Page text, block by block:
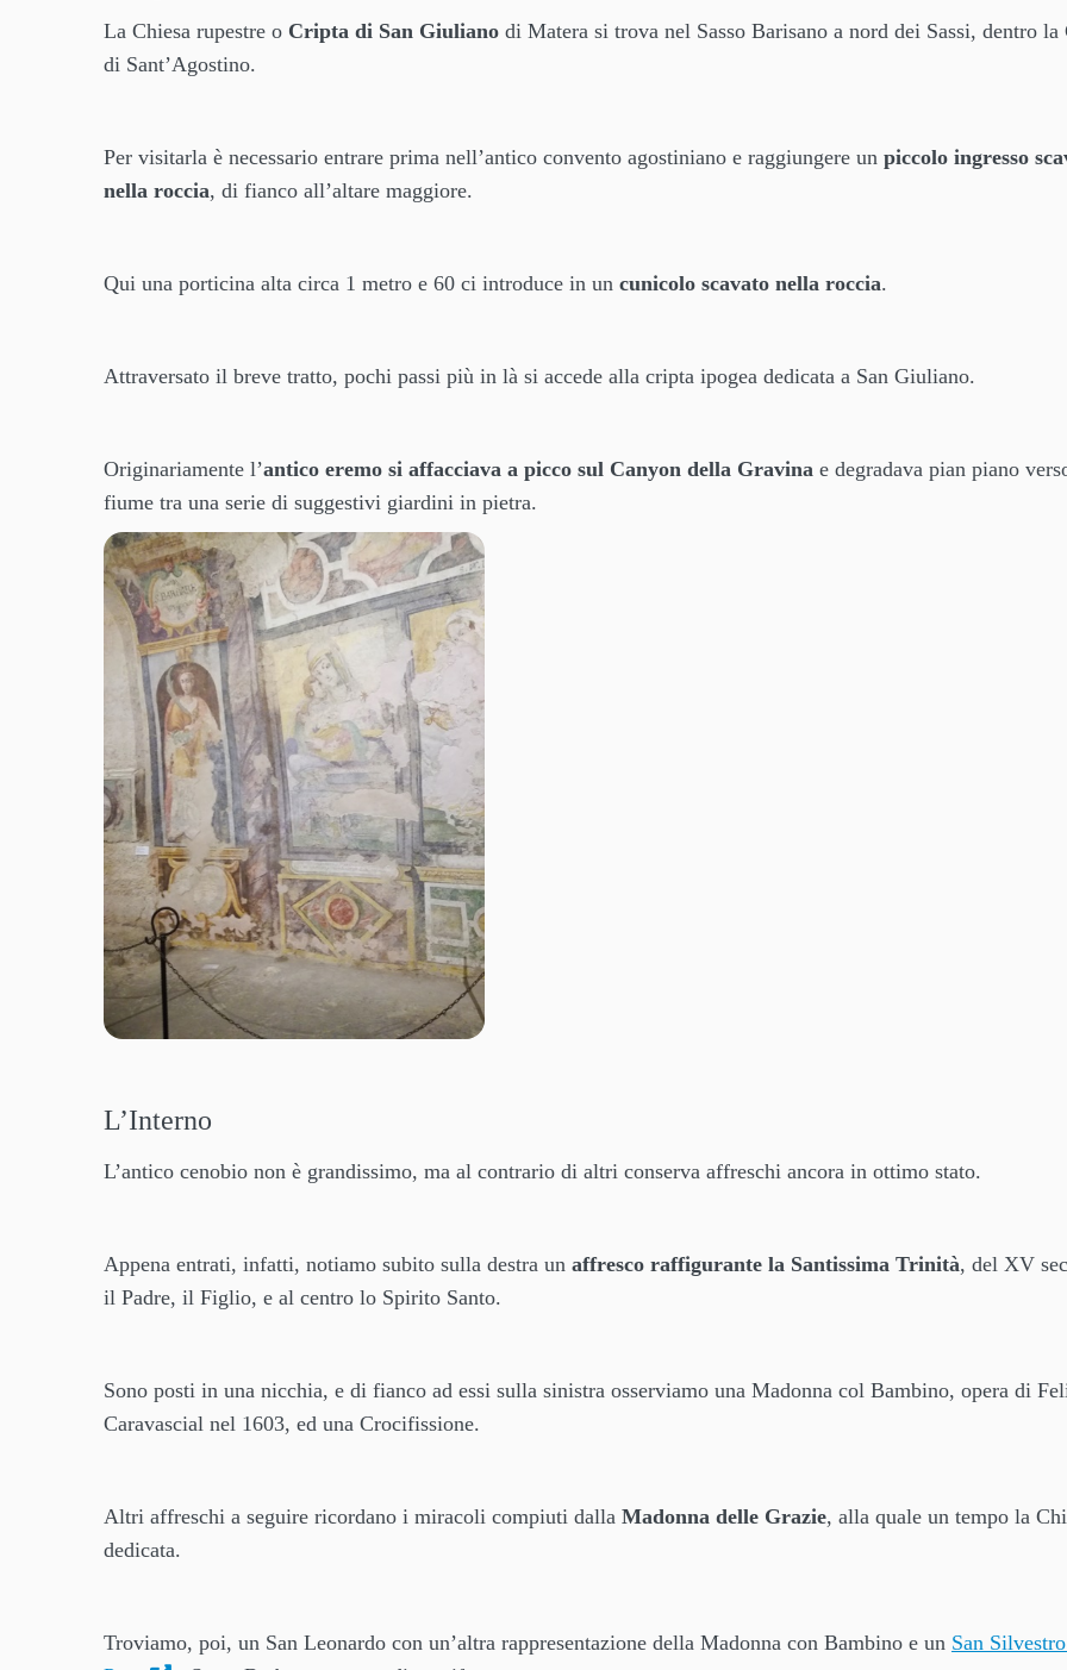
La Chiesa rupestre o Cripta di San Giuliano di Matera si trova nel Sasso Barisano a nord dei Sassi, dentro la
di Sant’Agostino.
Per visitarla è necessario entrare prima nell’antico convento agostiniano e raggiungere un piccolo ingresso
nella roccia, di fianco all’altare maggiore.
Qui una porticina alta circa 1 metro e 60 ci introduce in un cunicolo scavato nella roccia.
Attraversato il breve tratto, pochi passi più in là si accede alla cripta ipogea dedicata a San Giuliano.
Originariamente l’antico eremo si affacciava a picco sul Canyon della Gravina e degradava pian piano
fiume tra una serie di suggestivi giardini in pietra.
L’Interno
L’antico cenobio non è grandissimo, ma al contrario di altri conserva affreschi ancora in ottimo stato.
Appena entrati, infatti, notiamo subito sulla destra un affresco raffigurante la Santissima Trinità, del XV
il Padre, il Figlio, e al centro lo Spirito Santo.
Sono posti in una nicchia, e di fianco ad essi sulla sinistra osserviamo una Madonna col Bambino, opera di
Caravascial nel 1603, ed una Crocifissione.
Altri affreschi a seguire ricordano i miracoli compiuti dalla Madonna delle Grazie, alla quale un tempo la
dedicata.
Troviamo, poi, un San Leonardo con un’altra rappresentazione della Madonna con Bambino e un San